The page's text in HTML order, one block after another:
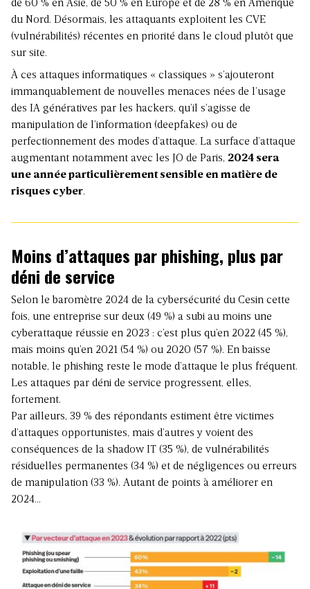
de 60 % en Asie, de 50 % en Europe et de 28 % en Amérique
du Nord. Désormais, les attaquants exploitent les CVE
(vulnérabilités) récentes en priorité dans le cloud plutôt que
sur site.
À ces attaques informatiques « classiques » s’ajouteront
immanquablement de nouvelles menaces nées de l’usage
des IA génératives par les hackers, qu’il s’agisse de
manipulation de l’information (deepfakes) ou de
perfectionnement des modes d’attaque. La surface d’attaque
augmentant notamment avec les JO de Paris, 2024 sera
une année particulièrement sensible en matière de
risques cyber.
Moins d’attaques par phishing, plus par
déni de service
Selon le baromètre 2024 de la cybersécurité du Cesin cette
fois, une entreprise sur deux (49 %) a subi au moins une
cyberattaque réussie en 2023 : c’est plus qu’en 2022 (45 %),
mais moins qu’en 2021 (54 %) ou 2020 (57 %). En baisse
notable, le phishing reste le mode d’attaque le plus fréquent.
Les attaques par déni de service progressent, elles,
fortement.
Par ailleurs, 39 % des répondants estiment être victimes
d’attaques opportunistes, mais d’autres y voient des
conséquences de la shadow IT (35 %), de vulnérabilités
résiduelles permanentes (34 %) et de négligences ou erreurs
de manipulation (33 %). Autant de points à améliorer en
2024…